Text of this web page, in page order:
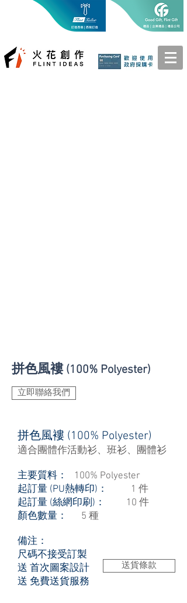
拼色風褸 (100% Polyester)
立即聯絡我們
拼色風褸 (100% Polyester)
適合團體作活動衫、班衫、團體衫
主要質料： 100% Polyester
起訂量 (PU熱轉印)： 1 件
起訂量 (絲網印刷)： 10 件
顏色數量：
5 種
備注：
尺碼不接受訂製
送 首次圖案設計
送 免費送貨服務
送貨條款